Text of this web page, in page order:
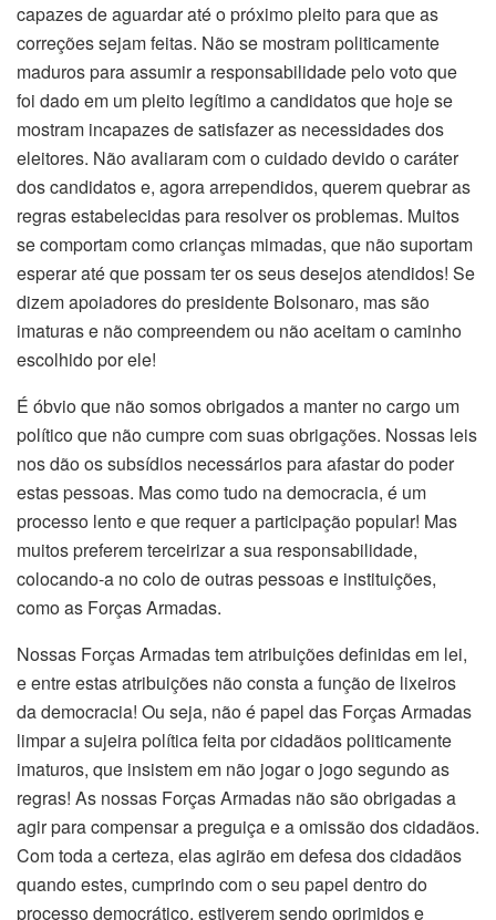
capazes de aguardar até o próximo pleito para que as
correções sejam feitas. Não se mostram politicamente
maduros para assumir a responsabilidade pelo voto que
foi dado em um pleito legítimo a candidatos que hoje se
mostram incapazes de satisfazer as necessidades dos
eleitores. Não avaliaram com o cuidado devido o caráter
dos candidatos e, agora arrependidos, querem quebrar as
regras estabelecidas para resolver os problemas. Muitos
se comportam como crianças mimadas, que não suportam
esperar até que possam ter os seus desejos atendidos! Se
dizem apoiadores do presidente Bolsonaro, mas são
imaturas e não compreendem ou não aceitam o caminho
escolhido por ele!
É óbvio que não somos obrigados a manter no cargo um
político que não cumpre com suas obrigações. Nossas leis
nos dão os subsídios necessários para afastar do poder
estas pessoas. Mas como tudo na democracia, é um
processo lento e que requer a participação popular! Mas
muitos preferem terceirizar a sua responsabilidade,
colocando-a no colo de outras pessoas e instituições,
como as Forças Armadas.
Nossas Forças Armadas tem atribuições definidas em lei,
e entre estas atribuições não consta a função de lixeiros
da democracia! Ou seja, não é papel das Forças Armadas
limpar a sujeira política feita por cidadãos politicamente
imaturos, que insistem em não jogar o jogo segundo as
regras! As nossas Forças Armadas não são obrigadas a
agir para compensar a preguiça e a omissão dos cidadãos.
Com toda a certeza, elas agirão em defesa dos cidadãos
quando estes, cumprindo com o seu papel dentro do
processo democrático, estiverem sendo oprimidos e